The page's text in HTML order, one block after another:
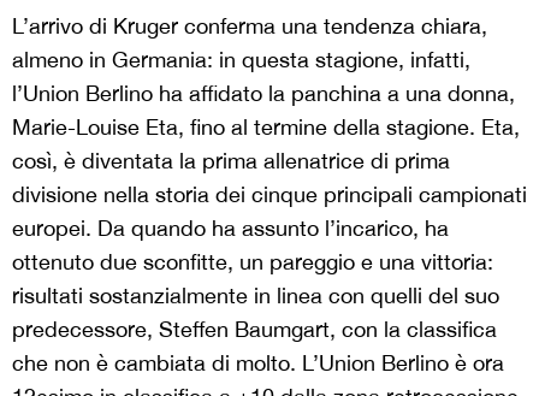
L’arrivo di Kruger conferma una tendenza chiara,
almeno in Germania: in questa stagione, infatti,
l’Union Berlino ha affidato la panchina a una donna,
Marie-Louise Eta, fino al termine della stagione. Eta,
così, è diventata la prima allenatrice di prima
divisione nella storia dei cinque principali campionati
europei. Da quando ha assunto l’incarico, ha
ottenuto due sconfitte, un pareggio e una vittoria:
risultati sostanzialmente in linea con quelli del suo
predecessore, Steffen Baumgart, con la classifica
che non è cambiata di molto. L’Union Berlino è ora